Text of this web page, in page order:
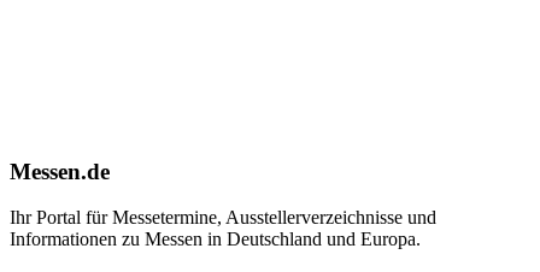
Messen.de
Ihr Portal für Messetermine, Ausstellerverzeichnisse und
Informationen zu Messen in Deutschland und Europa.